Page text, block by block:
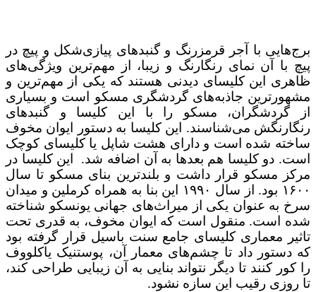
برج‌هایی با آجر قرمزرنگ و گنبدهای پیازی‌شکل و پیچ در
پیچ با آن نمای رنگارنگ و زیبا، از مهم‌ترین ویژگی‌های
ظاهری این کلیسای دیدنی هستند که یکی از مهم‌ترین و
مشهورترین جاذبه‌های گردشگری مسکو است و بسیاری
از گردشگران، مسکو را با این کلیسا و گنبدهای
رنگارنگش می‌شناسند. این کلیسا به دستور ایوان مخوف
ساخته شده است و دارای هشت شاپل یا کلیسای کوچک
است. دو کلیسا هم بعدها به آن اضافه شد. این کلیسا در
مرکز مسکو قرار داشت و بلندترین بنای مسکو تا سال
۱۶۰۰ بود. از سال ۱۹۹۰ این بنا به همراه کرملین و میدان
سرخ به عنوان یکی از میراث‌های جهانی یونسکو شناخته
شده است. منقول است که ایوان مخوف، به قدری تحت
تاثیر معماری کلیسای جامع سنت باسیل قرار گرفته‌ بود
که دستور داد تا چشم‌های معمار آن، پوستنیک یاکلووف
را کور کنند تا دیگر نتواند بنایی به آن زیبایی طراحی کند،
تا روزی رقیب این سازه نشود.